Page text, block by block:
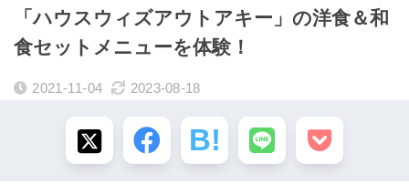
「ハウスウィズアウトアキー」の洋食＆和
食セットメニューを体験！
2021-11-04 2023-08-18